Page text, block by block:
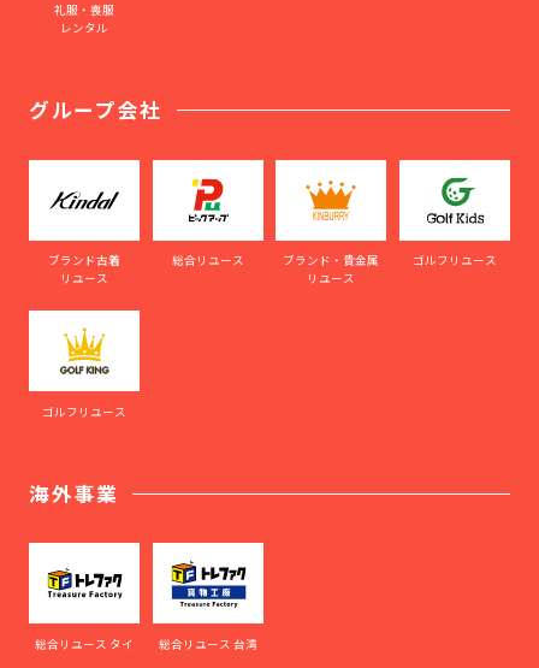
礼服・喪服
レンタル
グループ会社
ブランド古着
リユース
総合リユース
ブランド・貴金属
リユース
ゴルフリユース
ゴルフリユース
海外事業
総合リユース タイ 総合リユース 台湾